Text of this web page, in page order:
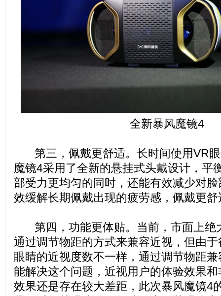
全新暴风魔镜4
第三，佩戴更舒适。长时间使用VR眼
魔镜4采用了全新的悬挂式头戴设计，平
部受力更均匀的同时，还能有效减少对
效缓解长期佩戴出现的疲劳感，佩戴更舒
第四，功能更体贴。当前，市面上绝
通过调节物距的方式来兼容近视，但由
眼睛的近视度数不一样，通过调节物距
能解决这个问题，近视用户的体验效果
效果还是存在较大差距，此次暴风魔镜4